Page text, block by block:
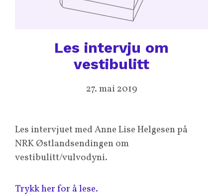
Les intervju om
vestibulitt
27. mai 2019
Les intervjuet med Anne Lise Helgesen på
NRK Østlandsendingen om
vestibulitt/vulvodyni.
Trykk her for å lese.